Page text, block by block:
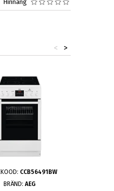
Hinnang
>
<
CCB56491BW
BRÄND: AEG